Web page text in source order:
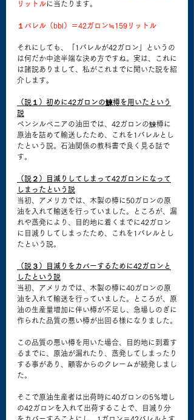
リットルに当たります。
１バレル（bbl）＝42ガロン≒159リットル
それにしても、「1バレルが42ガロン」というの
は何だか中途半端な決め方ですね。実は、これに
は諸説ありまして、私がこれまでに聞いた説を紹
介します。
（説１）初めに42ガロンの鰊樽を用いたという
説
ペンシルベニアの油田では、42ガロンの鰊樽に
原油を詰めて輸送したため、これを1バレルとし
たという説。石油関係の教科書で良く見る話で
す。
（説２）目減りしてしまって42ガロンになって
しまったという説
当初、アメリカでは、木製の樽に50ガロンの原
油を入れて輸送を行っていました。ところが、漏
れや蒸発により、目的地に着くまでに42ガロン
に目減りしてしまったため、これを1バレルとし
たという説。
（説３）目減りをカバーするために42ガロンと
したという説
当初、アメリカでは、木製の樽に40ガロンの原
油を入れて輸送を行っていました。ところが、原
油の生産量増加に伴い樽が不足し、急場しのぎに
作られた品質の悪い樽が出回る様になりました。
この品質の悪い樽を用いた場合、目的地に到着す
るまでに、原油が漏れたり、蒸発してしまったり
する事があり、顧客からのクレームが続発しまし
た。
そこで原油生産者は出荷時に40ガロンの5％増し
の42ガロンを入れて出荷することで、目減り分